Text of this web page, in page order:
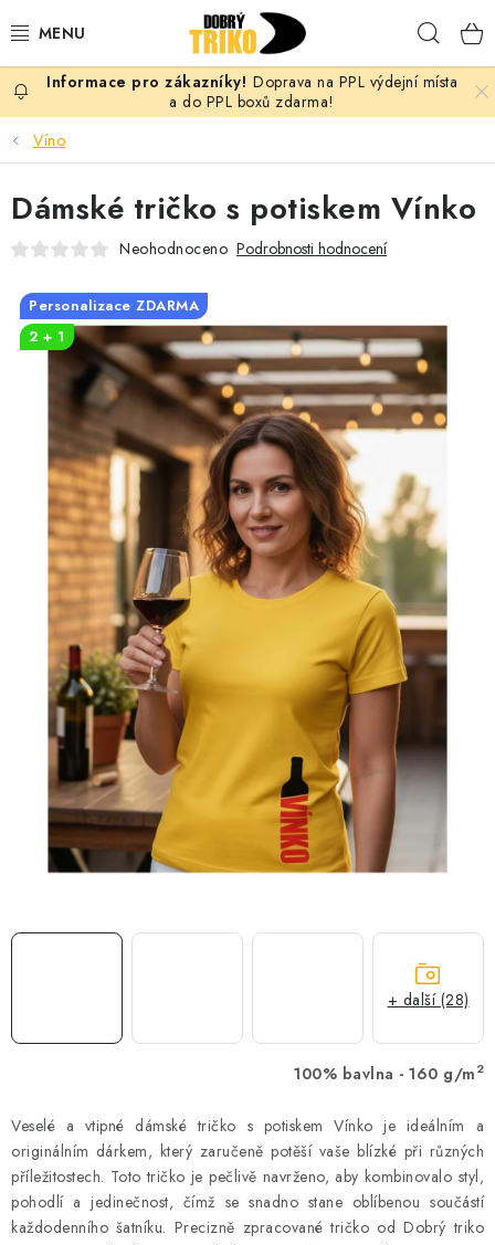
na
PRO ŽENY
PRO MUŽE
PRO DĚTI
PRO PÁRY
VLASTNÍ MOTIV
TRIČKA
MIKINY
OKAMŽITĚ K ODBĚRU
B2B
MÁM SRDCE POMÁHÁM
VÁNOCE
PROVIZNÍ SYSTÉM
O nás Časté otázky
Doprava a platba
Obchodní podmínky
Doprava na PPL výdejní místa
a do PPL boxů zdarma!
Víno
100% bavlna - 160 g/m 2
Veselé a vtipné dámské tričko s potiskem Vínko je ideálním a
originálním dárkem, který zaručeně potěší vaše blízké při různých
příležitostech. Toto tričko je pečlivě navrženo, aby kombinovalo styl,
pohodlí a jedinečnost, čímž se snadno stane oblíbenou součástí
každodenního šatníku. Precizně zpracované tričko od Dobrý triko
Dámské tričko s potiskem Vínko
Neohodnoceno Podrobnosti hodnocení
Personalizace ZDARMA
2 + 1
+ další (28)